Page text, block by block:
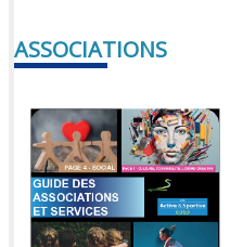
ASSOCIATIONS